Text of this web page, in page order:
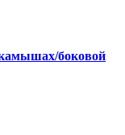
боковой